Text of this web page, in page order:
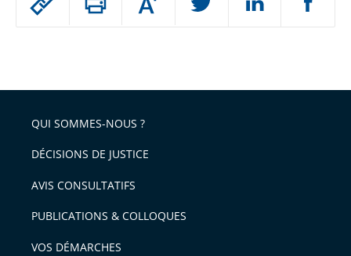
arriver
après
Augmenter
ou
l'article
pour
avant
QUI SOMMES-NOUS ?
DÉCISIONS DE JUSTICE
AVIS CONSULTATIFS
PUBLICATIONS & COLLOQUES
VOS DÉMARCHES